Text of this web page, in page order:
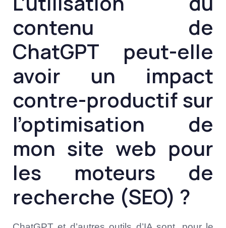
contenu de
ChatGPT peut-elle
avoir un impact
contre-productif sur
l’optimisation de
mon site web pour
les moteurs de
recherche (SEO) ?